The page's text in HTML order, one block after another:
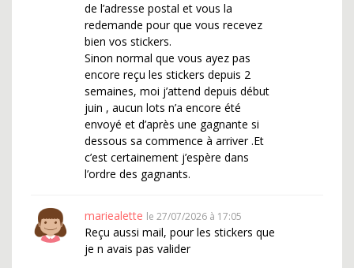
de l’adresse postal et vous la
redemande pour que vous recevez
bien vos stickers.
Sinon normal que vous ayez pas
encore reçu les stickers depuis 2
semaines, moi j’attend depuis début
juin , aucun lots n’a encore été
envoyé et d’après une gagnante si
dessous sa commence à arriver .Et
c’est certainement j’espère dans
l’ordre des gagnants.
mariealette le 27/07/2026 à 17:05
Reçu aussi mail, pour les stickers que
je n avais pas valider